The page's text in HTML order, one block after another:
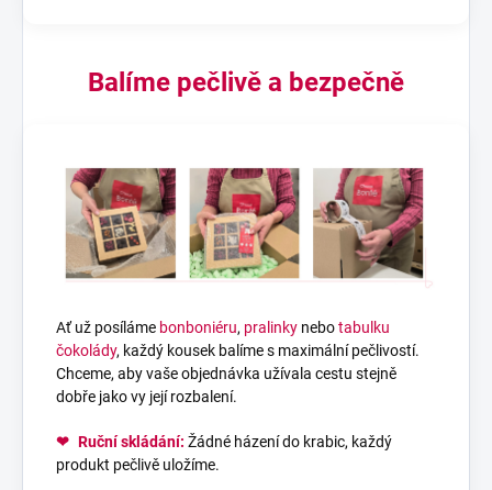
Balíme pečlivě a bezpečně
Ať už posíláme bonboniéru, pralinky nebotabulku
čokolády, každý kousek balíme s maximální pečlivostí.
Chceme, aby vaše objednávka užívala cestu stejně
dobře jako vy její rozbalení.
❤ Ruční skládání: Žádné házení do krabic, každý
produkt pečlivě uložíme.